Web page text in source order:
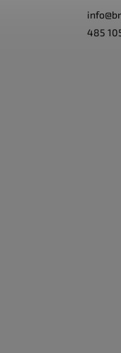
info@
485